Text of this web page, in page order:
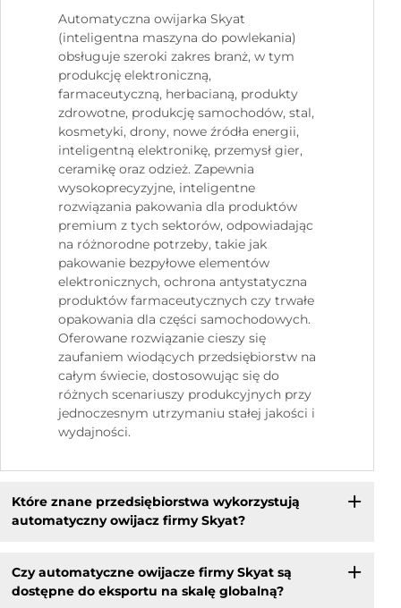
Automatyczna owijarka Skyat
(inteligentna maszyna do powlekania)
obsługuje szeroki zakres branż, w tym
produkcję elektroniczną,
farmaceutyczną, herbacianą, produkty
zdrowotne, produkcję samochodów, stal,
kosmetyki, drony, nowe źródła energii,
inteligentną elektronikę, przemysł gier,
ceramikę oraz odzież. Zapewnia
wysokoprecyzyjne, inteligentne
rozwiązania pakowania dla produktów
premium z tych sektorów, odpowiadając
na różnorodne potrzeby, takie jak
pakowanie bezpyłowe elementów
elektronicznych, ochrona antystatyczna
produktów farmaceutycznych czy trwałe
opakowania dla części samochodowych.
Oferowane rozwiązanie cieszy się
zaufaniem wiodących przedsiębiorstw na
całym świecie, dostosowując się do
różnych scenariuszy produkcyjnych przy
jednoczesnym utrzymaniu stałej jakości i
wydajności.
Które znane przedsiębiorstwa wykorzystują
automatyczny owijacz firmy Skyat?
Czy automatyczne owijacze firmy Skyat są
dostępne do eksportu na skalę globalną?